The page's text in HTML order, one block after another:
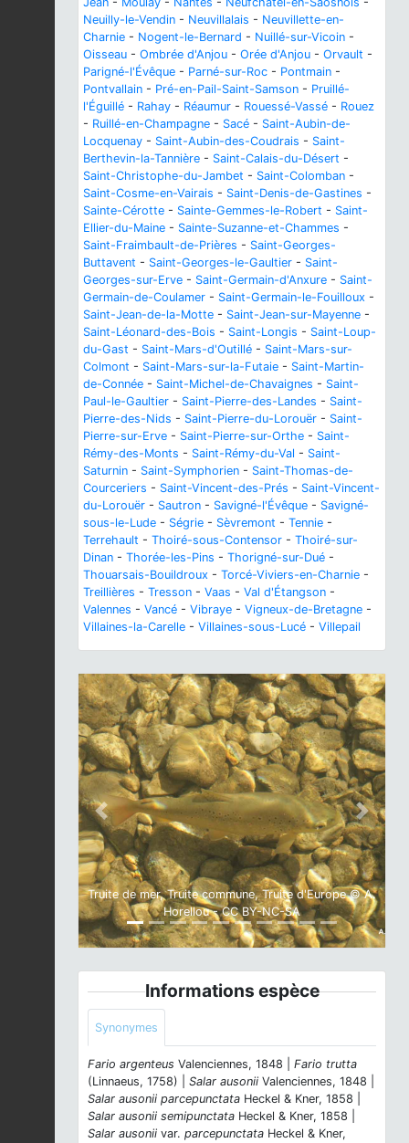
Neuilly-le-Vendin - Neuvillalais - Neuvillette-en-
Charnie - Nogent-le-Bernard - Nuillé-sur-Vicoin -
Oisseau - Ombrée d'Anjou - Orée d'Anjou - Orvault -
Parigné-l'Évêque - Parné-sur-Roc - Pontmain -
Pontvallain - Pré-en-Pail-Saint-Samson - Pruillé-
l'Éguillé - Rahay - Réaumur - Rouessé-Vassé - Rouez
- Ruillé-en-Champagne - Sacé - Saint-Aubin-de-
Locquenay - Saint-Aubin-des-Coudrais - Saint-
Berthevin-la-Tannière - Saint-Calais-du-Désert -
Saint-Christophe-du-Jambet - Saint-Colomban -
Saint-Cosme-en-Vairais - Saint-Denis-de-Gastines -
Sainte-Cérotte - Sainte-Gemmes-le-Robert - Saint-
Ellier-du-Maine - Sainte-Suzanne-et-Chammes -
Saint-Fraimbault-de-Prières - Saint-Georges-
Buttavent - Saint-Georges-le-Gaultier - Saint-
Georges-sur-Erve - Saint-Germain-d'Anxure - Saint-
Germain-de-Coulamer - Saint-Germain-le-Fouilloux -
Saint-Jean-de-la-Motte - Saint-Jean-sur-Mayenne -
Saint-Léonard-des-Bois - Saint-Longis - Saint-Loup-
du-Gast - Saint-Mars-d'Outillé - Saint-Mars-sur-
Colmont - Saint-Mars-sur-la-Futaie - Saint-Martin-
de-Connée - Saint-Michel-de-Chavaignes - Saint-
Paul-le-Gaultier - Saint-Pierre-des-Landes - Saint-
Pierre-des-Nids - Saint-Pierre-du-Lorouër - Saint-
Pierre-sur-Erve - Saint-Pierre-sur-Orthe - Saint-
Rémy-des-Monts - Saint-Rémy-du-Val - Saint-
Saturnin - Saint-Symphorien - Saint-Thomas-de-
Courceriers - Saint-Vincent-des-Prés - Saint-Vincent-
du-Lorouër - Sautron - Savigné-l'Évêque - Savigné-
sous-le-Lude - Ségrie - Sèvremont - Tennie -
Terrehault - Thoiré-sous-Contensor - Thoiré-sur-
Dinan - Thorée-les-Pins - Thorigné-sur-Dué -
Thouarsais-Bouildroux - Torcé-Viviers-en-Charnie -
Treillières - Tresson - Vaas - Val d'Étangson -
Valennes - Vancé - Vibraye - Vigneux-de-Bretagne -
Villaines-la-Carelle - Villaines-sous-Lucé - Villepail
Truite de mer, Truite commune, Truite d'Europe © A.
Horellou - CC BY-NC-SA
Previous Next
Informations espèce
Synonymes
Fario argenteus Valenciennes, 1848 | Fario trutta
(Linnaeus, 1758) | Salar ausonii Valenciennes, 1848 |
Salar ausonii parcepunctata Heckel & Kner, 1858 |
Salar ausonii semipunctata Heckel & Kner, 1858 |
Salar ausonii var. parcepunctata Heckel & Kner,